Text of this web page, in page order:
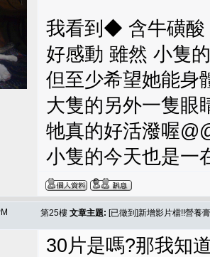
我看到◆ 含牛磺酸
好感動 雖然 小隻
但至少希望她能身
大隻的另外一隻眼
牠真的好活潑喔
小隻的今天也是一
第25樓 文章主題: [已徵到]新增影片檔!!營養
30片是嗎?那我知